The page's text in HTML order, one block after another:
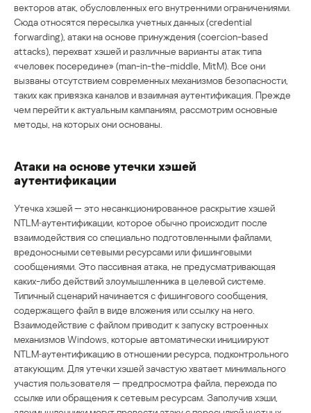
векторов атак, обусловленных его внутренними ограничениями.
Сюда относятся пересылка учетных данных (credential
forwarding), атаки на основе принуждения (coercion-based
attacks), перехват хэшей и различные варианты атак типа
«человек посередине» (man-in-the-middle, MitM). Все они
вызваны отсутствием современных механизмов безопасности,
таких как привязка каналов и взаимная аутентификация. Прежде
чем перейти к актуальным кампаниям, рассмотрим основные
методы, на которых они основаны.
Атаки на основе утечки хэшей
аутентификации
Утечка хэшей — это несанкционированное раскрытие хэшей
NTLM‑аутентификации, которое обычно происходит после
взаимодействия со специально подготовленными файлами,
вредоносными сетевыми ресурсами или фишинговыми
сообщениями. Это пассивная атака, не предусматривающая
каких-либо действий злоумышленника в целевой системе.
Типичный сценарий начинается с фишингового сообщения,
содержащего файл в виде вложения или ссылку на него.
Взаимодействие с файлом приводит к запуску встроенных
механизмов Windows, которые автоматически инициируют
NTLM‑аутентификацию в отношении ресурса, подконтрольного
атакующим. Для утечки хэшей зачастую хватает минимального
участия пользователя — предпросмотра файла, перехода по
ссылке или обращения к сетевым ресурсам. Заполучив хэши,